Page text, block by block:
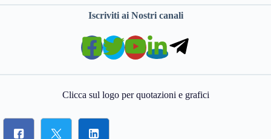
Iscriviti ai Nostri canali
Clicca sul logo per quotazioni e grafici